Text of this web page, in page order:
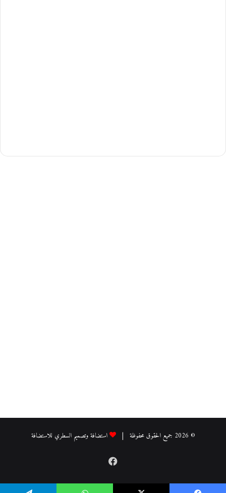
© 2026 جميع الحقوق محفوظة | استضافة وتصميم السطري للاستضافة